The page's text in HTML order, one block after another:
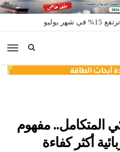
يوليو
المتكامل.. مفهوم
أكثر كفاءة